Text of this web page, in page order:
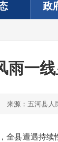
政
雨一
来源：五河县人
县遭遇持